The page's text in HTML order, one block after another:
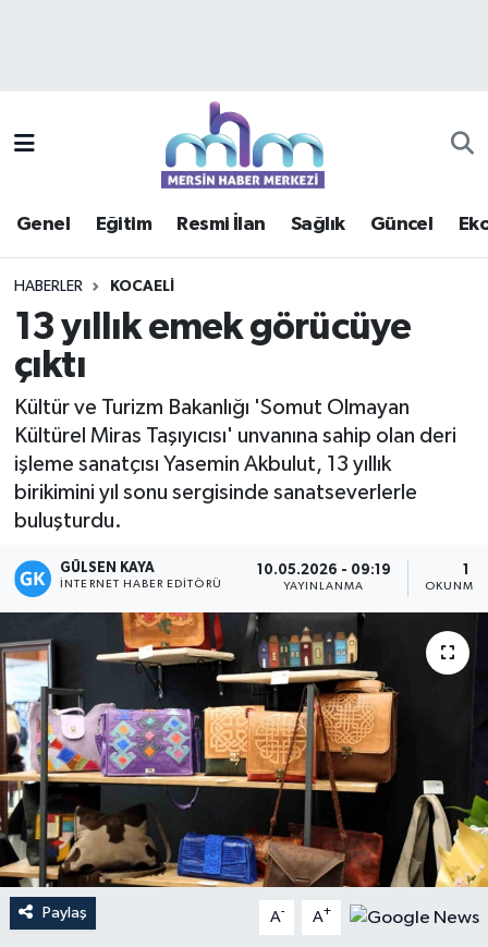
Genel Eğitim Resmi İlan Sağlık Güncel
HABERLER KOCAELI
13 yıllık emek görücüye
çıktı
Kültür ve Turizm Bakanlığı 'Somut Olmayan
Kültürel Miras Taşıyıcısı' unvanına sahip olan deri
işleme sanatçısı Yasemin Akbulut, 13 yıllık
birikimini yıl sonu sergisinde sanatseverlerle
buluşturdu.
GÜLSEN KAYA
İNTERNET HABER EDITÖRÜ
10.05.2026 - 09:19
YAYINLANMA OKUNMA
Paylaş A- A+
Güncel
Haberde insan
Kültür - Sanat
Magazin
Mersin
Mersin Tarihi
Özel Haber
Politika
Resmi İlan
Sağlık
Spor
Mersin Trafik Yoğunluk Haritası
Süper Lig Puan Durumu ve Fikstür
Haber Arşivi